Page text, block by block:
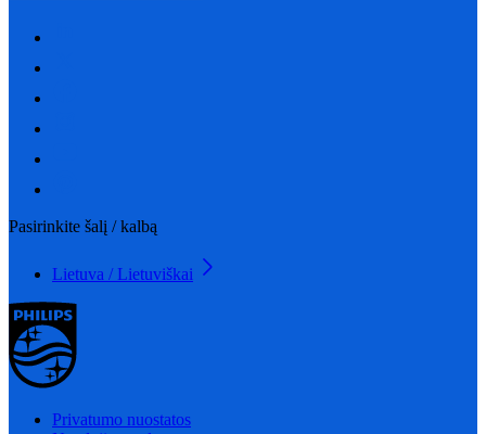
Pasirinkite šalį / kalbą
Lietuva / Lietuviškai
Privatumo nuostatos